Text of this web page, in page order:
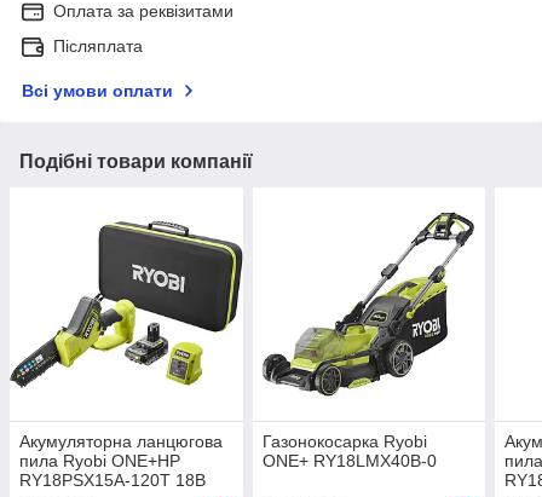
Оплата за реквізитами
Післяплата
Всі умови оплати
Подібні товари компанії
Акумуляторна ланцюгова
пила Ryobi ONE+HP
RY18PSX15A-120T 18B
Газонокосарка Ryobi
ONE+ RY18LMX40B-0